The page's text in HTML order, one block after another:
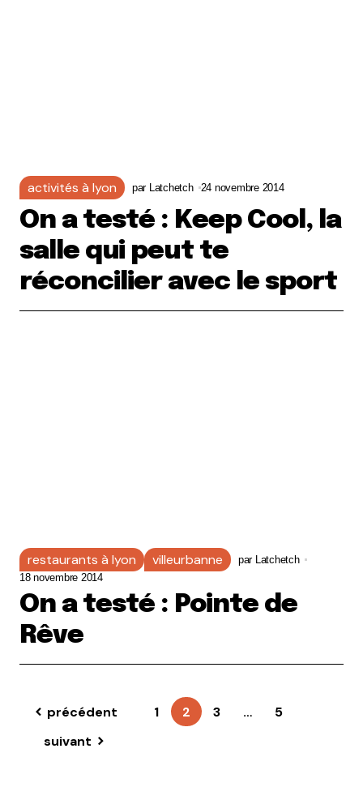
activités à lyon par Latchetch 24 novembre 2014
On a testé : Keep Cool, la
salle qui peut te
réconcilier avec le sport
restaurants à lyon villeurbanne par Latchetch
18 novembre 2014
On a testé : Pointe de
Rêve
précédent 1 2 3 …
5
suivant